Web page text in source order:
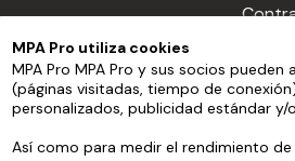
sitúe la boquilla a menos de 30 cm
el chorro perpendicular a la
tiene un adhesivo permanente,
MPA
MPA Pro utiliza cookies
MPA Pro MPA Pro y sus socios
(páginas visitadas, tiempo de
personalizados, publicidad estándar y/
Así como para medir el rendimiento